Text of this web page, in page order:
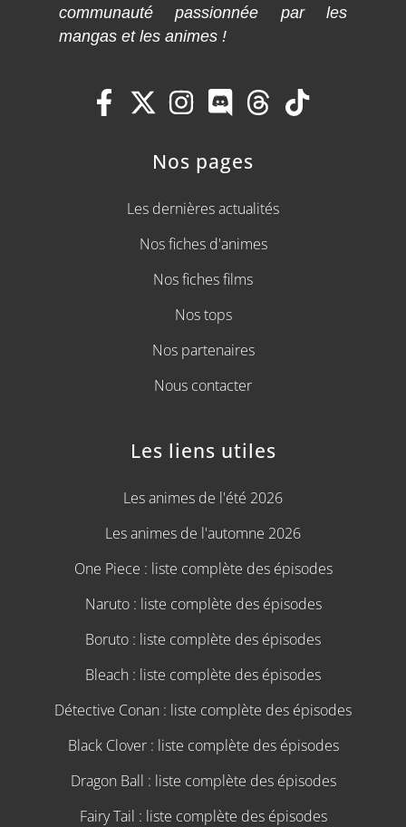
communauté passionnée par les
mangas et les animes !
Nos pages
Les dernières actualités
Nos fiches d'animes
Nos fiches films
Nos tops
Nos partenaires
Nous contacter
Les liens utiles
Les animes de l'été 2026
Les animes de l'automne 2026
One Piece : liste complète des épisodes
Naruto : liste complète des épisodes
Boruto : liste complète des épisodes
Bleach : liste complète des épisodes
Détective Conan : liste complète des épisodes
Black Clover : liste complète des épisodes
Dragon Ball : liste complète des épisodes
Fairy Tail : liste complète des épisodes